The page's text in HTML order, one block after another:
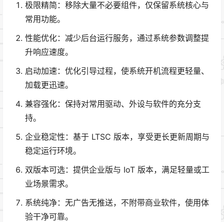
极限精简：移除大量不必要组件，仅保留系统核心与
常用功能。
性能优化：减少后台运行服务，通过系统参数调整提
升响应速度。
启动加速：优化引导过程，使系统开机流程更轻量、
加载更迅速。
兼容强化：保持对常用驱动、外设与软件的充分支
持。
企业稳定性：基于 LTSC 版本，享受更长更新周期与
稳定运行环境。
双版本可选：提供企业版与 IoT 版本，满足轻量或工
业场景需求。
系统纯净：无广告无推送，不附带商业软件，使用体
验干净可靠。